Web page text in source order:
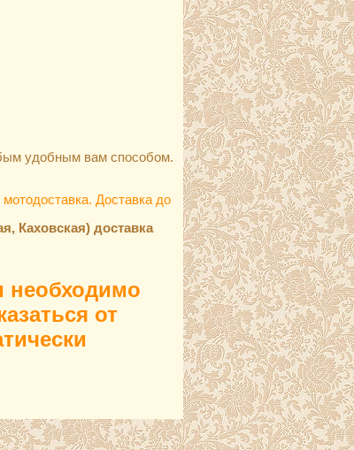
удобным вам способом.
Доставка до
Каховская) доставка
необходимо
от